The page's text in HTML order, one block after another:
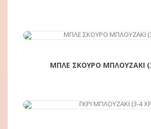
ΑΓΟΡΆ
ΜΠΛΕ ΣΚΟΥΡΟ ΜΠΛΟΥΖΑΚΙ
ΑΓΟΡΆ